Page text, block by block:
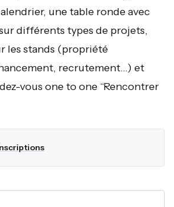
une table ronde avec
sur différents types de projets,
les stands (propriété
recrutement…) et
vous one to one “Rencontrer